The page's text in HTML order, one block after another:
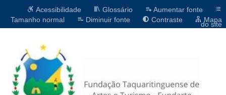
Acessibilidade Glossário
Aumentar fonte
Tamanho normal
Diminuir fonte Contraste Mapa
do site